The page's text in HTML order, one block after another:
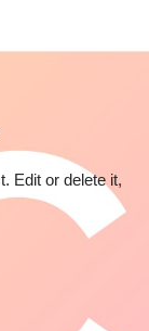
Edit or delete it,